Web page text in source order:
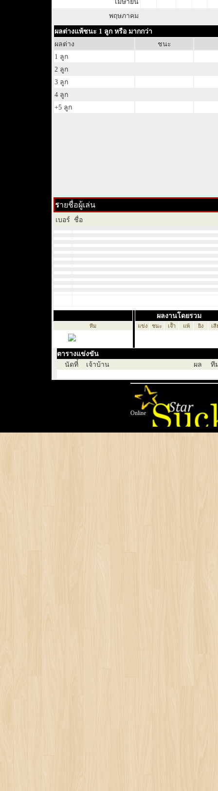
เมษายน
พฤษภาคม
ผลต่างแพ้ชนะ 1 ลูก หรือ มากกว่า
ผลต่าง
ชนะ
1 ลูก
2 ลูก
3 ลูก
4 ลูก
+5 ลูก
รายชื่อผู้เล่น
เบอร์ ชื่อ
ผลงานโดยรวม
ทีม แข่ง ชนะ เจ๊้า แพ้ ยิง เสี
ตารางแข่งขัน
นัดที่์่
เจ้าบ้าน ผล ที
Online